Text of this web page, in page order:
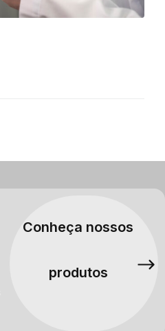
Conheça nossos
produtos